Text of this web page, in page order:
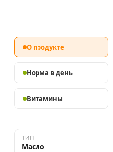
О продукте
Норма в день
Витамины
ТИП
Масло